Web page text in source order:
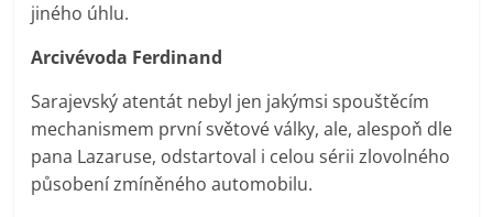
jiného úhlu.
Arcivévoda Ferdinand
Sarajevský atentát nebyl jen jakýmsi spouštěcím
mechanismem první světové války, ale, alespoň dle
pana Lazaruse, odstartoval i celou sérii zlovolného
působení zmíněného automobilu.